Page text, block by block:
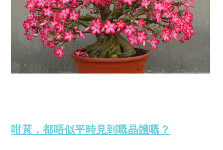
咁黃，都唔似平時見到嘅晶體嘅？